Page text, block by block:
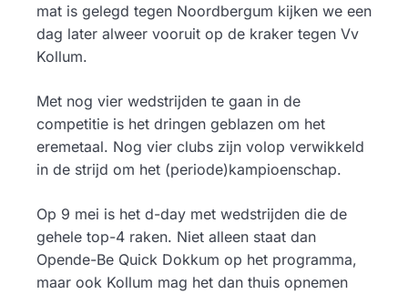
mat is gelegd tegen Noordbergum kijken we een
dag later alweer vooruit op de kraker tegen Vv
Kollum.
Met nog vier wedstrijden te gaan in de
competitie is het dringen geblazen om het
eremetaal. Nog vier clubs zijn volop verwikkeld
in de strijd om het (periode)kampioenschap.
Op 9 mei is het d-day met wedstrijden die de
gehele top-4 raken. Niet alleen staat dan
Opende-Be Quick Dokkum op het programma,
maar ook Kollum mag het dan thuis opnemen